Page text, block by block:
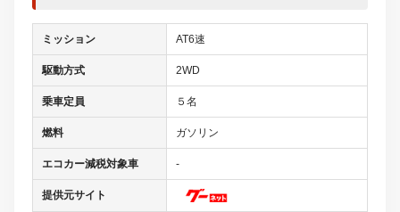
ミッション AT6速
駆動方式 2WD
乗車定員 ５名
燃料 ガソリン
エコカー減税対象車 -
提供元サイト